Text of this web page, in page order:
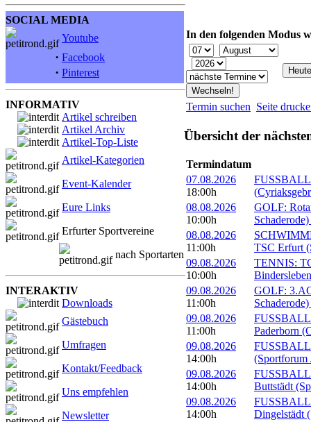
SOCIAL MEDIA
Youtube
· Facebook
· Pinterest
INFORMATIV
Artikel schreiben
Artikel Archiv
Artikel-Top-Liste
Artikel-Kategorien
Event-Kalender
Eure Links
Erfurter Sportvereine
nach Sportarten
INTERAKTIV
Downloads
Gästebuch
Umfragen
Kontakt/Feedback
Uns empfehlen
Newsletter
In den folgenden Modus
Termin suchen Seite
Übersicht der
Termindatum
07.08.2026
18:00h
08.08.2026
10:00h
GOLF:
08.08.2026
11:00h
TSC Erfurt
09.08.2026
10:00h
TENNIS:
09.08.2026
11:00h
GOLF:
09.08.2026
11:00h
Paderborn
09.08.2026
14:00h
(Sportforum
09.08.2026
14:00h
Buttstädt
09.08.2026
14:00h
Dingelstädt